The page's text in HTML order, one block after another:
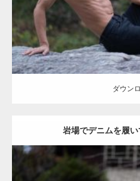
ダウンロード
ダウン
岩場でデニムを履